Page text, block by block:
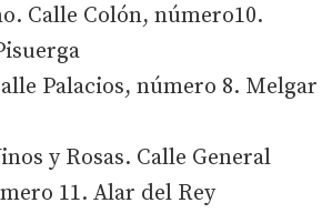
Calle Colón, número10.
Palacios, número 8. Melgar
y Rosas. Calle General
11. Alar del Rey